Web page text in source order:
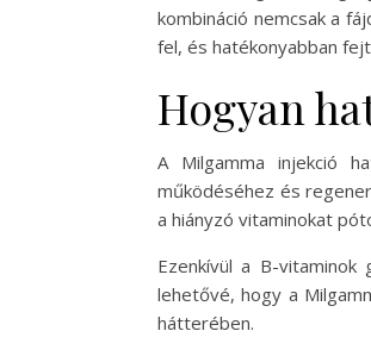
kombináció nemcsak a
fel, és hatékonyabban
Hogyan
A Milgamma injekció
működéséhez és
a hiányzó vitaminokat
Ezenkívül a B-
lehetővé, hogy a
hátterében.